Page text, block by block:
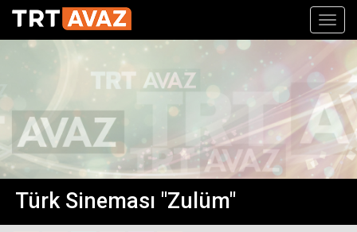
Türk Sineması "Zulüm"